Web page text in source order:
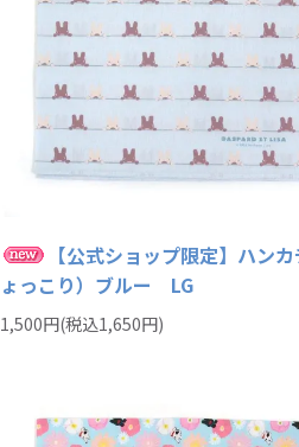
【公式ショップ限定】ハン
ょっこり）ブルー LG
1,500円(税込1,650円)